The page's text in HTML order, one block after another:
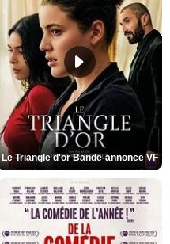
Le Triangle d'or Bande-annonce VF